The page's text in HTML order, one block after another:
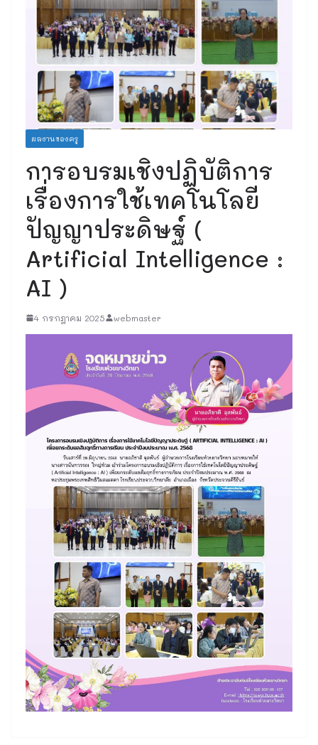
ผลงานของครู
การอบรมเชิงปฏิบัติการ
เรื่องการใช้เทคโนโลยี
ปัญญาประดิษฐ์ (
Artificial Intelligence :
AI )
4 กรกฎาคม 2025 webmaster